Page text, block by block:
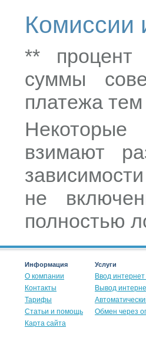
Комиссии
** процент
суммы
платежа
взимают
не
полностью
Информация
О компании
Контакты
Тарифы
Статьи и помощь
Карта сайта
Услуги
Ввод
Вывод
Обмен через